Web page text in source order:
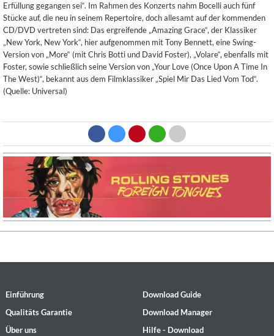
Erfüllung gegangen sei“. Im Rahmen des Konzerts nahm Bocelli auch fünf
Stücke auf, die neu in seinem Repertoire, doch allesamt auf der kommenden
CD/DVD vertreten sind: Das ergreifende „Amazing Grace“, der Klassiker
„New York, New York“, hier aufgenommen mit Tony Bennett, eine Swing-
Version von „More“ (mit Chris Botti und David Foster), „Volare“, ebenfalls mit
Foster, sowie schließlich seine Version von „Your Love (Once Upon A Time In
The West)“, bekannt aus dem Filmklassiker „Spiel Mir Das Lied Vom Tod“.
(Quelle: Universal)
Einführung
Qualitäts Garantie
Über uns
Download Guide
Download Manager
Hilfe - Download